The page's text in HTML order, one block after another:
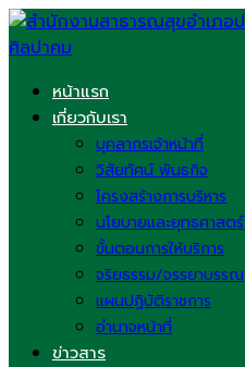
Skip
to
หน้าแรก
เกี่ยวกับเรา
บุคลากรเจ้าหน้าที่
วิสัยทัศน์ พันธกิจ
โครงสร้างการบริหาร
นโยบายและยุทธศาสตร์
ขั้นตอนการให้บริการ
จริยธรรม/จรรยาบรรณ
แผนปฏิบัติราชการ
อำนาจหน้าที่
ข่าวสาร